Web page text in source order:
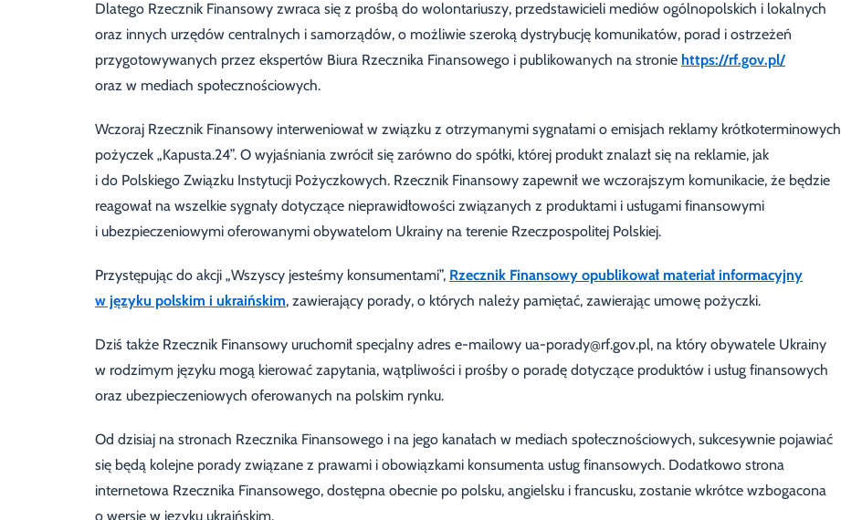
Dlatego Rzecznik Finansowy zwraca się z prośbą do wolontariuszy, przedstawicieli mediów ogólnopolskich i lokalnych
oraz innych urzędów centralnych i samorządów, o możliwie szeroką dystrybucję komunikatów, porad i ostrzeżeń
przygotowywanych przez ekspertów Biura Rzecznika Finansowego i publikowanych na stronie https://rf.gov.pl/
oraz w mediach społecznościowych.
Wczoraj Rzecznik Finansowy interweniował w związku z otrzymanymi sygnałami o emisjach reklamy krótkoterminowych
pożyczek „Kapusta.24”. O wyjaśniania zwrócił się zarówno do spółki, której produkt znalazł się na reklamie, jak
i do Polskiego Związku Instytucji Pożyczkowych. Rzecznik Finansowy zapewnił we wczorajszym komunikacie, że będzie
reagował na wszelkie sygnały dotyczące nieprawidłowości związanych z produktami i usługami finansowymi
i ubezpieczeniowymi oferowanymi obywatelom Ukrainy na terenie Rzeczpospolitej Polskiej.
Przystępując do akcji „Wszyscy jesteśmy konsumentami”, Rzecznik Finansowy opublikował materiał informacyjny
w języku polskim i ukraińskim, zawierający porady, o których należy pamiętać, zawierając umowę pożyczki.
Dziś także Rzecznik Finansowy uruchomił specjalny adres e-mailowy ua-porady@rf.gov.pl, na który obywatele Ukrainy
w rodzimym języku mogą kierować zapytania, wątpliwości i prośby o poradę dotyczące produktów i usług finansowych
oraz ubezpieczeniowych oferowanych na polskim rynku.
Od dzisiaj na stronach Rzecznika Finansowego i na jego kanałach w mediach społecznościowych, sukcesywnie pojawiać
się będą kolejne porady związane z prawami i obowiązkami konsumenta usług finansowych. Dodatkowo strona
internetowa Rzecznika Finansowego, dostępna obecnie po polsku, angielsku i francusku, zostanie wkrótce wzbogacona
o wersję w języku ukraińskim.